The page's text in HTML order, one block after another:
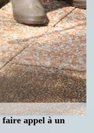
appel à un